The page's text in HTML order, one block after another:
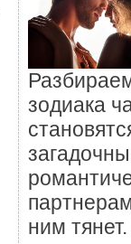
зодиака
ним тянет.